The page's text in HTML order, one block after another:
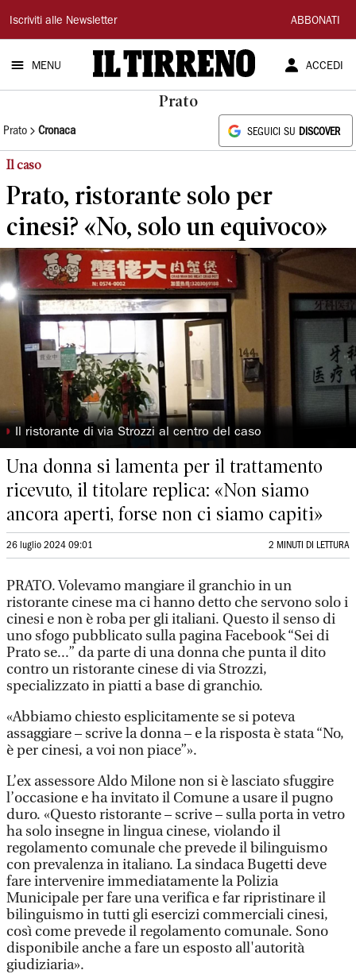
Il
Tirreno
Iscriviti alle Newsletter ABBONATI
MENU ACCEDI
Prato
Prato Cronaca SEGUICI SU DISCOVER
Il caso
Prato, ristorante solo per
cinesi? «No, solo un equivoco»
◗ Il ristorante di via Strozzi al centro del caso
Una donna si lamenta per il trattamento
ricevuto, il titolare replica: «Non siamo
ancora aperti, forse non ci siamo capiti»
26 luglio 2024 09:01 2 MINUTI DI LETTURA
PRATO. Volevamo mangiare il granchio in un
ristorante cinese ma ci hanno detto che servono solo i
cinesi e non è roba per gli italiani. Questo il senso di
uno sfogo pubblicato sulla pagina Facebook “Sei di
Prato se...” da parte di una donna che punta il dito
contro un ristorante cinese di via Strozzi,
specializzato in piatti a base di granchio.
«Abbiamo chiesto esplicitamente se si poteva
assaggiare – scrive la donna – e la risposta è stata “No,
è per cinesi, a voi non piace”».
L’ex assessore Aldo Milone non si è lasciato sfuggire
l’occasione e ha invitato il Comune a usare il pugno
duro. «Questo ristorante – scrive – sulla porta in vetro
ha solo insegne in lingua cinese, violando il
regolamento comunale che prevede il bilinguismo
con prevalenza in italiano. La sindaca Bugetti deve
fare intervenire immediatamente la Polizia
Municipale per fare una verifica e far ripristinare il
bilinguismo in tutti gli esercizi commerciali cinesi,
così come prevede il regolamento comunale. Sono
disponibile anche a fare un esposto all'autorità
giudiziaria».